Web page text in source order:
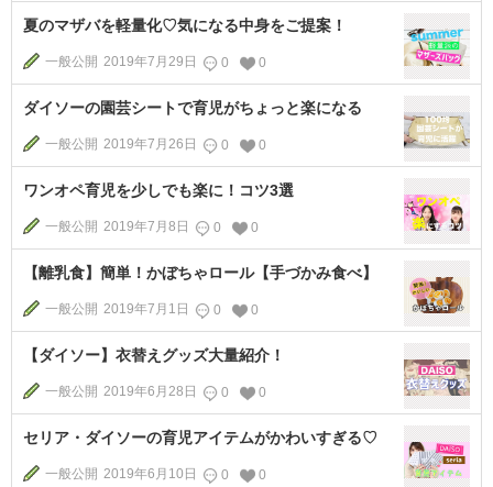
夏のマザバを軽量化♡気になる中身をご提案！
一般公開 2019年7月29日 0 0
ダイソーの園芸シートで育児がちょっと楽になる
一般公開 2019年7月26日 0 0
ワンオペ育児を少しでも楽に！コツ3選
一般公開 2019年7月8日 0 0
【離乳食】簡単！かぼちゃロール【手づかみ食べ】
一般公開 2019年7月1日 0 0
【ダイソー】衣替えグッズ大量紹介！
一般公開 2019年6月28日 0 0
セリア・ダイソーの育児アイテムがかわいすぎる♡
一般公開 2019年6月10日 0 0